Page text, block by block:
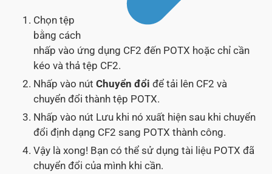
Chọn tệp
bằng cách
nhấp vào ứng dụng CF2 đến POTX hoặc chỉ cần
kéo và thả tệp CF2.
Nhấp vào nút Chuyển đổi để tải lên CF2 và
chuyển đổi thành tệp POTX.
Nhấp vào nút Lưu khi nó xuất hiện sau khi chuyển
đổi định dạng CF2 sang POTX thành công.
Vậy là xong! Bạn có thể sử dụng tài liệu POTX đã
chuyển đổi của mình khi cần.